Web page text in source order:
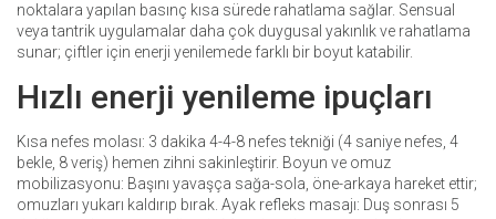
noktalara yapılan basınç kısa sürede rahatlama sağlar. Sensual
veya tantrik uygulamalar daha çok duygusal yakınlık ve rahatlama
sunar; çiftler için enerji yenilemede farklı bir boyut katabilir.
Hızlı enerji yenileme ipuçları
Kısa nefes molası: 3 dakika 4-4-8 nefes tekniği (4 saniye nefes, 4
bekle, 8 veriş) hemen zihni sakinleştirir. Boyun ve omuz
mobilizasyonu: Başını yavaşça sağa-sola, öne-arkaya hareket ettir;
omuzları yukarı kaldırıp bırak. Ayak refleks masajı: Duş sonrası 5